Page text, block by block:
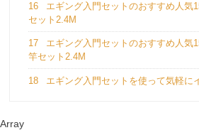
16
エギング入門セットのおすすめ人
セット2.4M
17
エギング入門セットのおすすめ人気
竿セット2.4M
18 エギング入門セットを使って気軽に
Array